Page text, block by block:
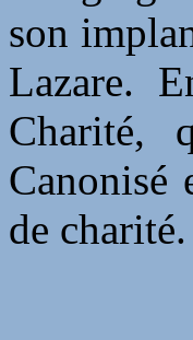
son
Lazare.
Charité,
de charité.